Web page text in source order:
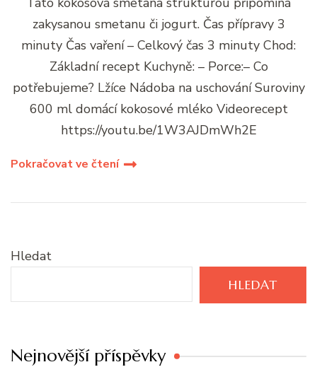
zakysanou smetanu či jogurt. Čas přípravy 3
minuty Čas vaření – Celkový čas 3 minuty Chod:
Základní recept Kuchyně: – Porce:– Co
potřebujeme? Lžíce Nádoba na uschování Suroviny
600 ml domácí kokosové mléko Videorecept
https://youtu.be/1W3AJDmWh2E
Pokračovat ve čtení
Hledat
HLEDAT
Nejnovější příspěvky